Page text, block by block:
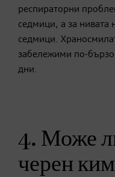
респираторни
седмици, а за нивата
седмици.
забележими по-
дни.
4. Може
черен